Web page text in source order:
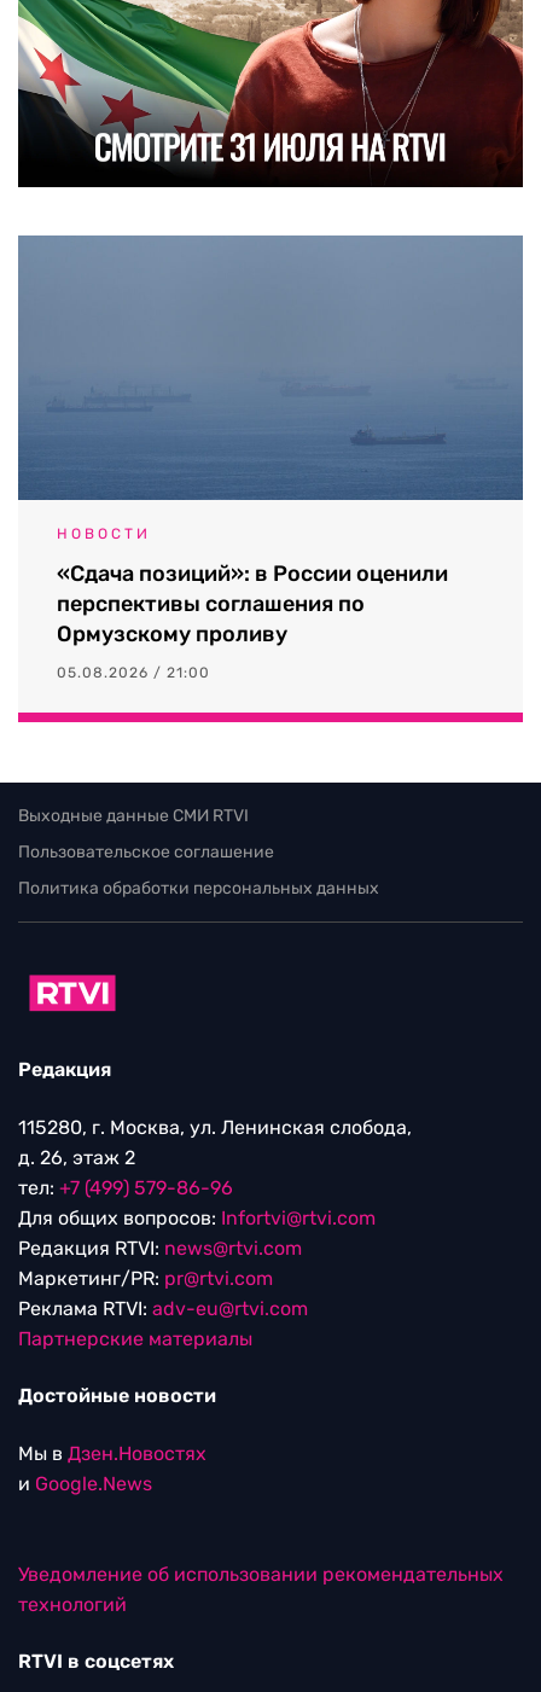
НОВОСТИ
«Сдача позиций»: в России оценили
перспективы соглашения по
Ормузскому проливу
05.08.2026 / 21:00
Выходные данные СМИ RTVI
Пользовательское соглашение
Политика обработки персональных данных
Редакция
115280, г. Москва, ул. Ленинская слобода,
д. 26, этаж 2
тел: +7 (499) 579-86-96
Для общих вопросов: Infortvi@rtvi.com
Редакция RTVI: news@rtvi.com
Маркетинг/PR: pr@rtvi.com
Реклама RTVI: adv-eu@rtvi.com
Партнерские материалы
Достойные новости
Мы в Дзен.Новостях
и Google.News
Уведомление об использовании рекомендательных
технологий
RTVI в соцсетях